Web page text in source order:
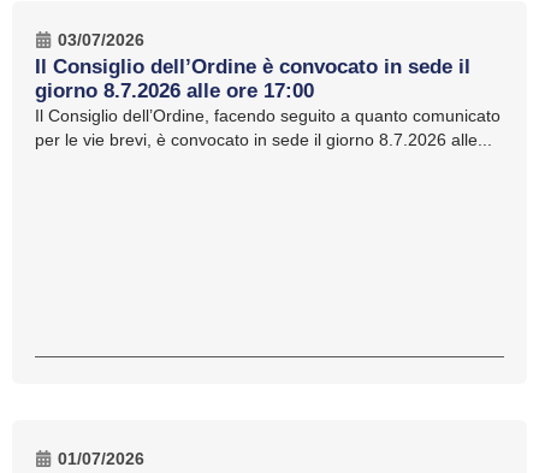
03/07/2026
Il Consiglio dell’Ordine è convocato in sede il
giorno 8.7.2026 alle ore 17:00
Il Consiglio dell’Ordine, facendo seguito a quanto comunicato
per le vie brevi, è convocato in sede il giorno 8.7.2026 alle...
01/07/2026